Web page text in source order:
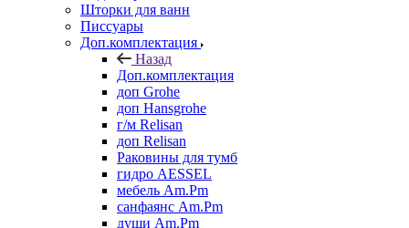
Шторки для ванн
Писсуары
Доп.комплектация
Назад
Доп.комплектация
доп Grohe
доп Hansgrohe
г/м Relisan
доп Relisan
Раковины для тумб
гидро AESSEL
мебель Am.Pm
санфаянс Am.Pm
души Am.Pm